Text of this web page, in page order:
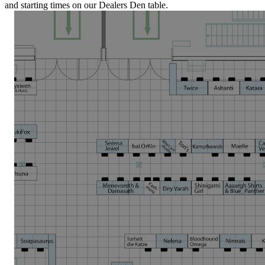
and starting times on our Dealers Den table.